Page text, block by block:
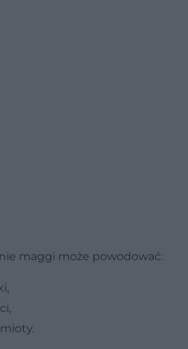
maggi może powodować: